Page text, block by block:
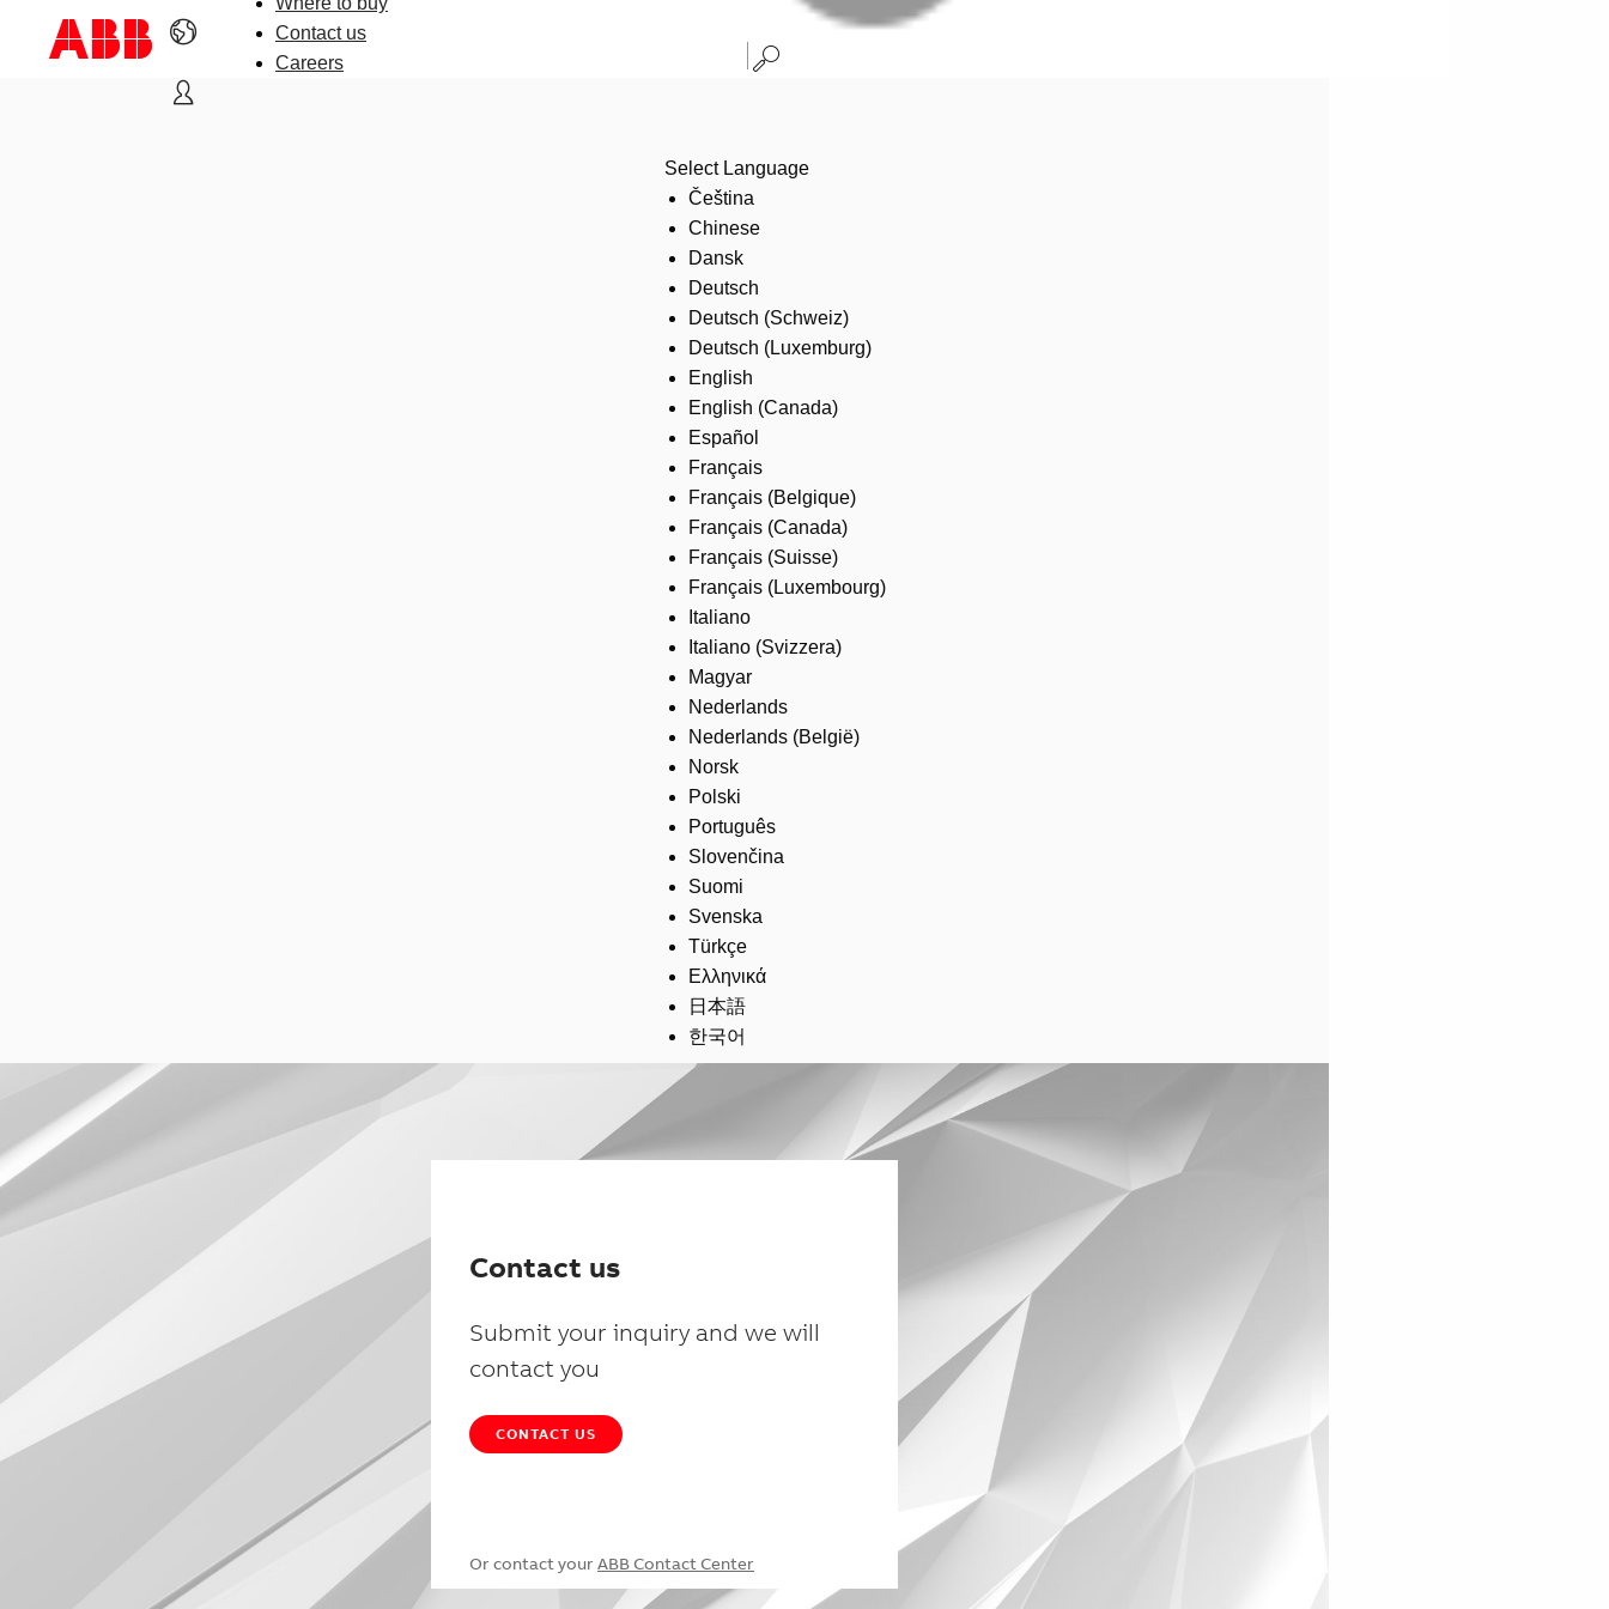
Contact us
Careers
Select Language
Čeština
Chinese
Dansk
Deutsch
Deutsch (Schweiz)
Deutsch (Luxemburg)
English
English (Canada)
Español
Français
Français (Belgique)
Français (Canada)
Français (Suisse)
Français (Luxembourg)
Italiano
Italiano (Svizzera)
Magyar
Nederlands
Nederlands (België)
Norsk
Polski
Português
Slovenčina
Suomi
Svenska
Türkçe
Ελληνικά
日本語
한국어
Contact us
Submit your inquiry and we will
contact you
CONTACT US
Or contact your ABB Contact Center